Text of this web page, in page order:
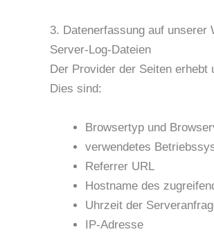
3. Datenerfassung auf unserer
Server-Log-Dateien
Der Provider der Seiten
Dies sind:
Browsertyp und
verwendetes
Referrer URL
Hostname des
Uhrzeit der
IP-Adresse